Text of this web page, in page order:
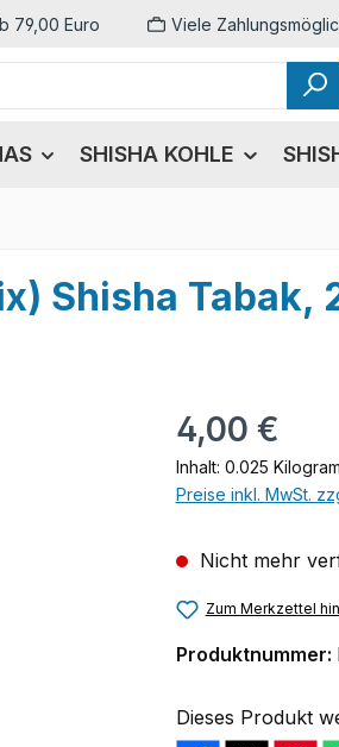
79,00 Euro Viele
SHISHA KOHLE
Shisha Tabak,
Regulärer Preis:
4,00 €
Inhalt: 0.025
Preise inkl. MwSt.
Nicht mehr
Zum Merkzettel
Produktnummer:
Dieses Produkt